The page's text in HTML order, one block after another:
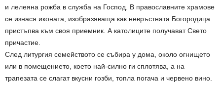
и лелеяна рожба в служба на Господ. В православните храмове
се изнася иконата, изобразяваща как невръстната Богородица
пристъпва към своя приемник. А католиците получават Свето
причастие.
След литургия семейството се събира у дома, около огнището
или в помещението, което най-силно ги сплотява, а на
трапезата се слагат вкусни гозби, топла погача и червено вино.